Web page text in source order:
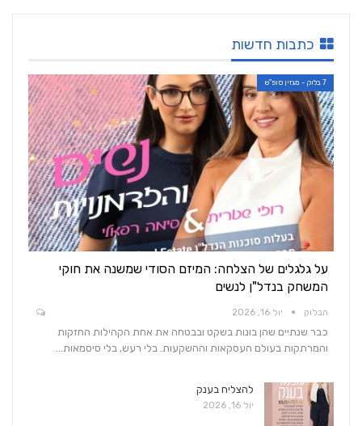
כתבות חדשות
7 בלוק - מגזין סופ"ש
על גלגלים של הצלחה: המיזם הסודי שמשנה את חוקי
המשחק בנדל"ן לנשים
הבלוק יול 16, 2026
כבר שנתיים שהן בונות בשקט ובבטחה את אחת הקהילות החזקות
והמרתקות בעולם העסקאות וההשקעות. בלי רעש, בלי סיסמאות…
להצליח בענק
יול 16, 2026